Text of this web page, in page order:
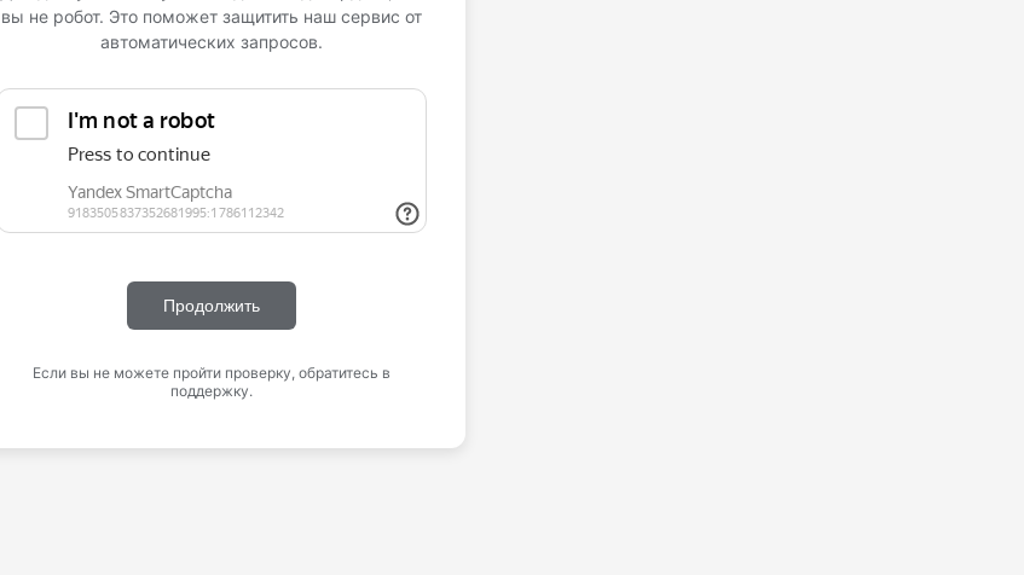
вы не робот. Это поможет защитить наш сервис от
автоматических запросов.
Продолжить
Если вы не можете пройти проверку, обратитесь в
поддержку.